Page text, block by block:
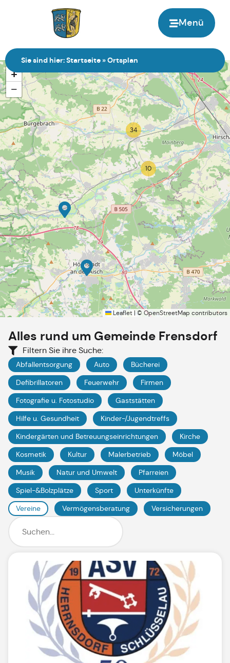
Menü
Zur Startseite
Sie sind hier:Startseite »Ortsplan
10
34
+
−
Leaflet | © OpenStreetMap contributors
Alles rund um Gemeinde Frensdorf
Filtern Sie ihre Suche:
Abfallentsorgung Auto
Bücherei
Defibrillatoren
Feuerwehr
Firmen
Fotografie u. Fotostudio
Gaststätten
Hilfe u. Gesundheit
Kinder-/Jugendtreffs
Kindergärten und Betreuungseinrichtungen
Kirche
Kosmetik
Kultur Malerbetrieb
Möbel
Musik
Natur und Umwelt
Pfarreien
Spiel-&Bolzplätze
Sport
Unterkünfte
Vereine
Vermögensberatung Versicherungen